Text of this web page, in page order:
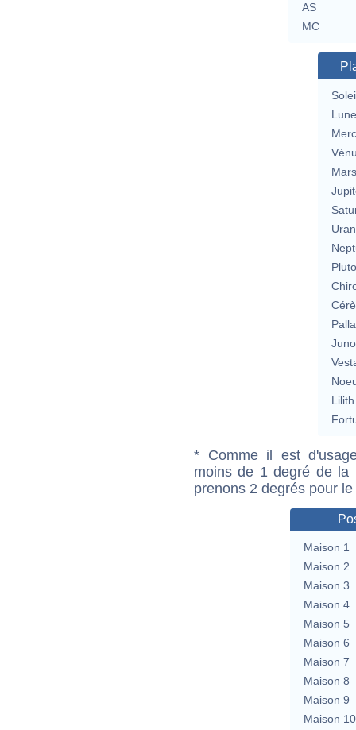
AS
MC
Lune
Mars
Lilith
* Comme il est
moins de 1 degré de la
prenons 2 degrés pour
Maison 1
Maison 2
Maison 3
Maison 4
Maison 5
Maison 6
Maison 7
Maison 8
Maison 9
Maison 10